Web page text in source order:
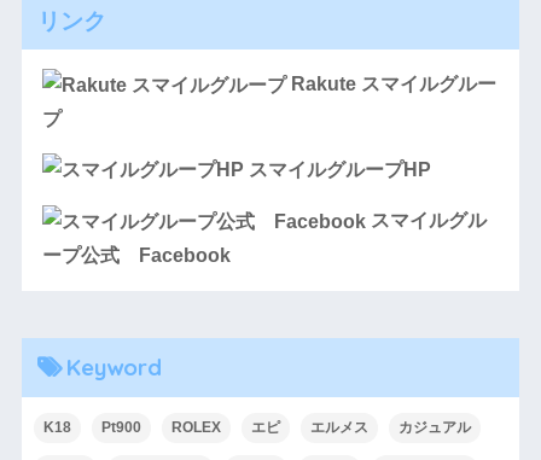
リンク
Rakute スマイルグルー
プ
スマイルグループHP
スマイルグル
ープ公式 Facebook
Keyword
K18 Pt900 ROLEX エピ エルメス カジュアル